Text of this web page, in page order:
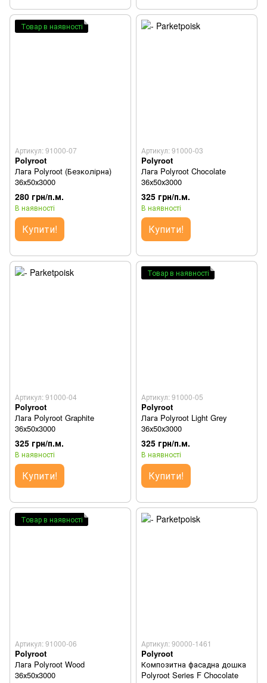
Товар в наявності
Артикул: 91000-07
Polyroot
Лага Polyroot (Безколірна)
36х50х3000
280 грн/п.м.
В наявності
Купити!
Артикул: 91000-03
Polyroot
Лага Polyroot Chocolate
36х50х3000
325 грн/п.м.
В наявності
Купити!
Артикул: 91000-04
Polyroot
Лага Polyroot Graphite
36х50х3000
325 грн/п.м.
В наявності
Купити!
Товар в наявності
Артикул: 91000-05
Polyroot
Лага Polyroot Light Grey
36х50х3000
325 грн/п.м.
В наявності
Купити!
Товар в наявності
Артикул: 91000-06
Polyroot
Лага Polyroot Wood
36х50х3000
Артикул: 90000-1461
Polyroot
Композитна фасадна дошка
Polyroot Series F Chocolate